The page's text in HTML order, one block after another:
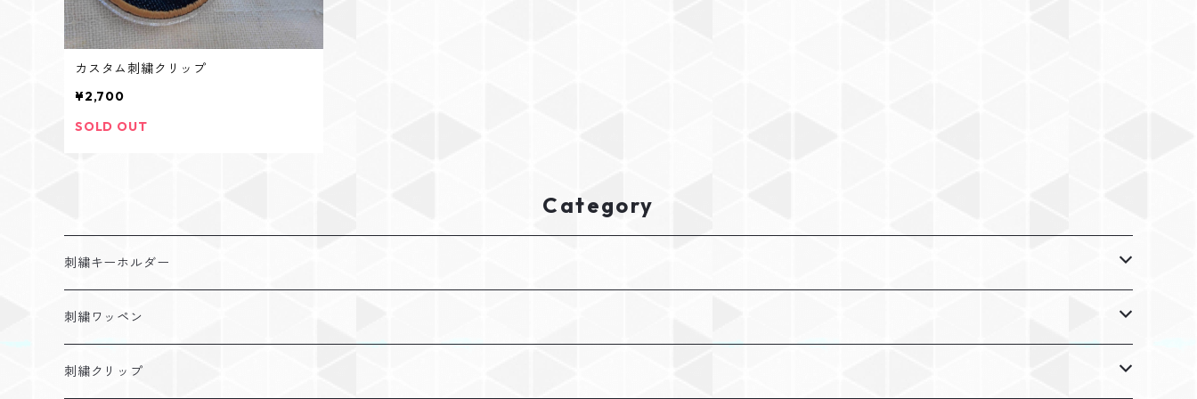
カスタム刺繍クリップ
¥2,700
SOLD OUT
Category
刺繍キーホルダー
アレルギー
障がい
刺繍ワッペン
ふわもこお名前ワッペン
刺繍クリップ